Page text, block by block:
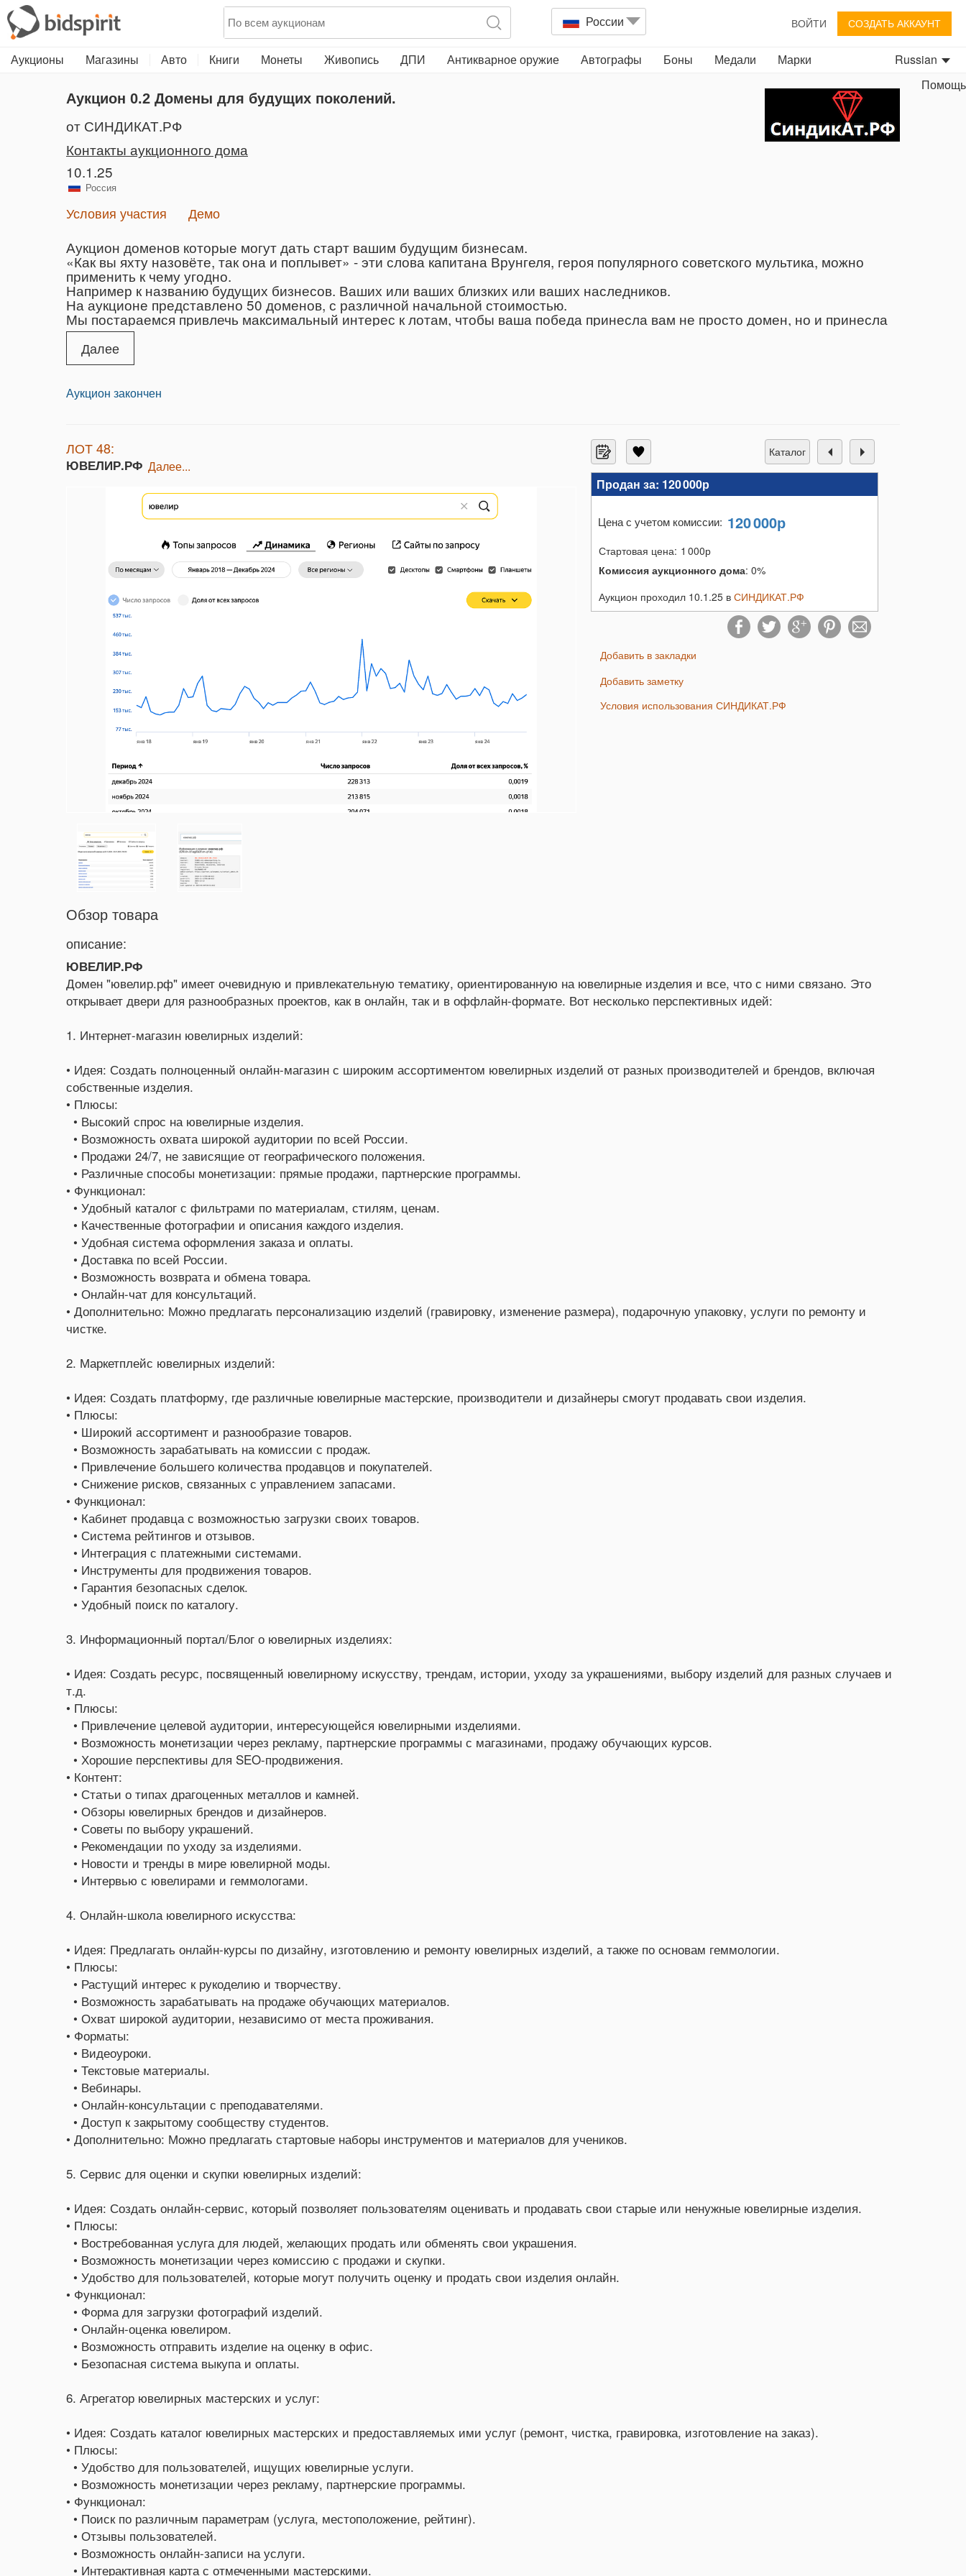
России ВОЙТИ СОЗДАТЬ АККАУНТ
Аукционы Магазины Авто Книги Монеты Живопись ДПИ Антикварное оружие Автографы Боны Медали Марки
Russian
Помощь
Аукцион 0.2 Домены для будущих поколений.
от СИНДИКАТ.РФ
Контакты аукционного дома
10.1.25
Россия
Условия участия Демо
Аукцион доменов которые могут дать старт вашим будущим бизнесам.
«Как вы яхту назовёте, так она и поплывет» - эти слова капитана Врунгеля, героя популярного советского мультика, можно
применить к чему угодно.
Например к названию будущих бизнесов. Ваших или ваших близких или ваших наследников.
На аукционе представлено 50 доменов, с различной начальной стоимостью.
Мы постараемся привлечь максимальный интерес к лотам, чтобы ваша победа принесла вам не просто домен, но и принесла
дополнительную рекламу вашему будущему активу, который будет работать тем лучше - чем дороже он уйдет с аукциона.
Далее
Аукцион закончен
ЛОТ 48:
ЮВЕЛИР.РФ далее...
каталог
Продан за: 120 000р
Цена с учетом комиссии: 120 000р
Стартовая цена: 1 000р
Комиссия аукционного дома: 0%
Аукцион проходил 10.1.25 в СИНДИКАТ.РФ
Добавить в закладки
Добавить заметку
Условия использования СИНДИКАТ.РФ
Обзор товара
описание:
ЮВЕЛИР.РФ
Домен "ювелир.рф" имеет очевидную и привлекательную тематику, ориентированную на ювелирные изделия и все, что с ними связано. Это
открывает двери для разнообразных проектов, как в онлайн, так и в оффлайн-формате. Вот несколько перспективных идей:
1. Интернет-магазин ювелирных изделий:
• Идея: Создать полноценный онлайн-магазин с широким ассортиментом ювелирных изделий от разных производителей и брендов, включая
собственные изделия.
• Плюсы:
• Высокий спрос на ювелирные изделия.
• Возможность охвата широкой аудитории по всей России.
• Продажи 24/7, не зависящие от географического положения.
• Различные способы монетизации: прямые продажи, партнерские программы.
• Функционал:
• Удобный каталог с фильтрами по материалам, стилям, ценам.
• Качественные фотографии и описания каждого изделия.
• Удобная система оформления заказа и оплаты.
• Доставка по всей России.
• Возможность возврата и обмена товара.
• Онлайн-чат для консультаций.
• Дополнительно: Можно предлагать персонализацию изделий (гравировку, изменение размера), подарочную упаковку, услуги по ремонту и
чистке.
2. Маркетплейс ювелирных изделий:
• Идея: Создать платформу, где различные ювелирные мастерские, производители и дизайнеры смогут продавать свои изделия.
• Плюсы:
• Широкий ассортимент и разнообразие товаров.
• Возможность зарабатывать на комиссии с продаж.
• Привлечение большего количества продавцов и покупателей.
• Снижение рисков, связанных с управлением запасами.
• Функционал:
• Кабинет продавца с возможностью загрузки своих товаров.
• Система рейтингов и отзывов.
• Интеграция с платежными системами.
• Инструменты для продвижения товаров.
• Гарантия безопасных сделок.
• Удобный поиск по каталогу.
3. Информационный портал/Блог о ювелирных изделиях:
• Идея: Создать ресурс, посвященный ювелирному искусству, трендам, истории, уходу за украшениями, выбору изделий для разных случаев и
т.д.
• Плюсы:
• Привлечение целевой аудитории, интересующейся ювелирными изделиями.
• Возможность монетизации через рекламу, партнерские программы с магазинами, продажу обучающих курсов.
• Хорошие перспективы для SEO-продвижения.
• Контент:
• Статьи о типах драгоценных металлов и камней.
• Обзоры ювелирных брендов и дизайнеров.
• Советы по выбору украшений.
• Рекомендации по уходу за изделиями.
• Новости и тренды в мире ювелирной моды.
• Интервью с ювелирами и геммологами.
4. Онлайн-школа ювелирного искусства:
• Идея: Предлагать онлайн-курсы по дизайну, изготовлению и ремонту ювелирных изделий, а также по основам геммологии.
• Плюсы:
• Растущий интерес к рукоделию и творчеству.
• Возможность зарабатывать на продаже обучающих материалов.
• Охват широкой аудитории, независимо от места проживания.
• Форматы:
• Видеоуроки.
• Текстовые материалы.
• Вебинары.
• Онлайн-консультации с преподавателями.
• Доступ к закрытому сообществу студентов.
• Дополнительно: Можно предлагать стартовые наборы инструментов и материалов для учеников.
5. Сервис для оценки и скупки ювелирных изделий:
• Идея: Создать онлайн-сервис, который позволяет пользователям оценивать и продавать свои старые или ненужные ювелирные изделия.
• Плюсы:
• Востребованная услуга для людей, желающих продать или обменять свои украшения.
• Возможность монетизации через комиссию с продажи и скупки.
• Удобство для пользователей, которые могут получить оценку и продать свои изделия онлайн.
• Функционал:
• Форма для загрузки фотографий изделий.
• Онлайн-оценка ювелиром.
• Возможность отправить изделие на оценку в офис.
• Безопасная система выкупа и оплаты.
6. Агрегатор ювелирных мастерских и услуг:
• Идея: Создать каталог ювелирных мастерских и предоставляемых ими услуг (ремонт, чистка, гравировка, изготовление на заказ).
• Плюсы:
• Удобство для пользователей, ищущих ювелирные услуги.
• Возможность монетизации через рекламу, партнерские программы.
• Функционал:
• Поиск по различным параметрам (услуга, местоположение, рейтинг).
• Отзывы пользователей.
• Возможность онлайн-записи на услуги.
• Интерактивная карта с отмеченными мастерскими.